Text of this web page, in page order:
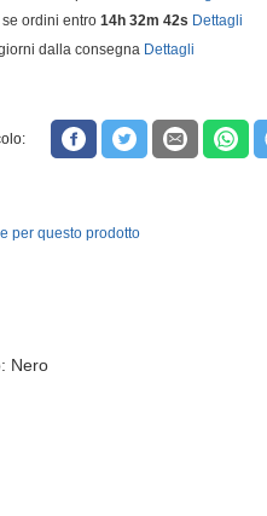
se ordini entro 14h 32m 41s Dettagli
dalla consegna Dettagli
per questo prodotto
Nero